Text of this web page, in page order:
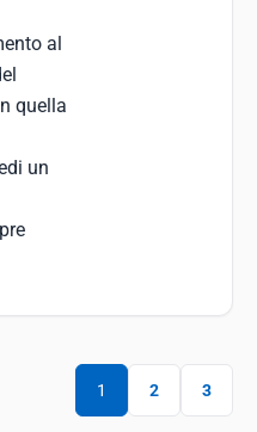
al
quella
un
1 2 3